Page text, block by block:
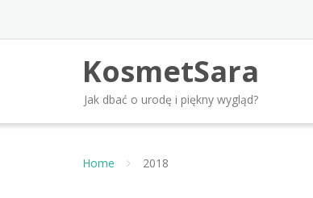
content
KosmetSara
Jak dbać o urodę i piękny wygląd?
Home 2018